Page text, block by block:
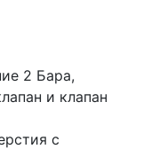
2 Бара,
и клапан
с